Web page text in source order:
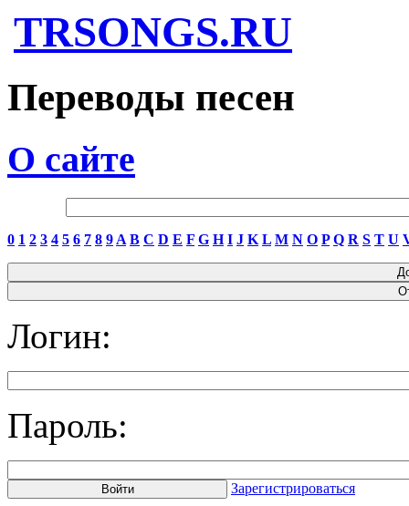
TRSONGS.RU
Переводы песен
О сайте
0 1 2 3 4 5 6 7 8 9 A B C D E F G H I J K L M N O P Q R S T U
Логин:
Пароль:
Зарегистрироваться